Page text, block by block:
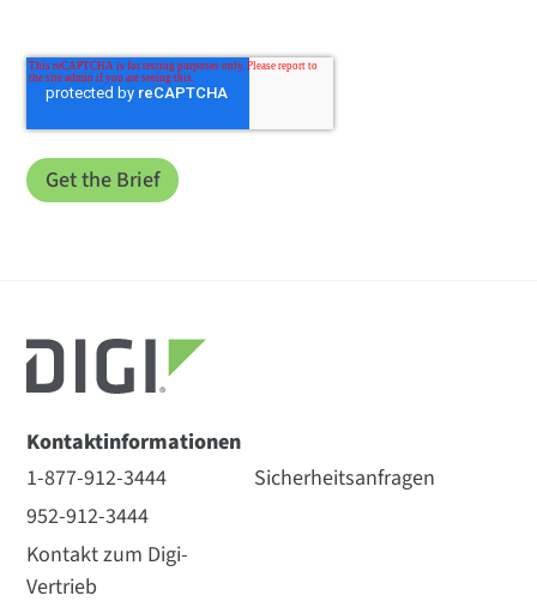
Kontaktinformationen
1-877-912-3444
952-912-3444
Kontakt zum Digi-
Vertrieb
Sicherheitsanfragen